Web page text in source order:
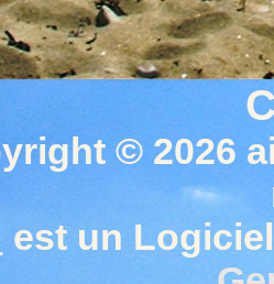
© 2026
est un